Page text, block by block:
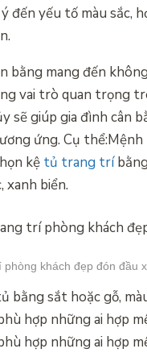
đến yếu tố màu
bằng mang đến
vai trò quan trọng
giúp gia đình cân
ứng. Cụ
kệ tủ trang trí
xanh biển.
phòng khách đẹp đón đầu
bằng sắt hoặc gỗ,
hợp những ai hợp
hợp những ai hợp